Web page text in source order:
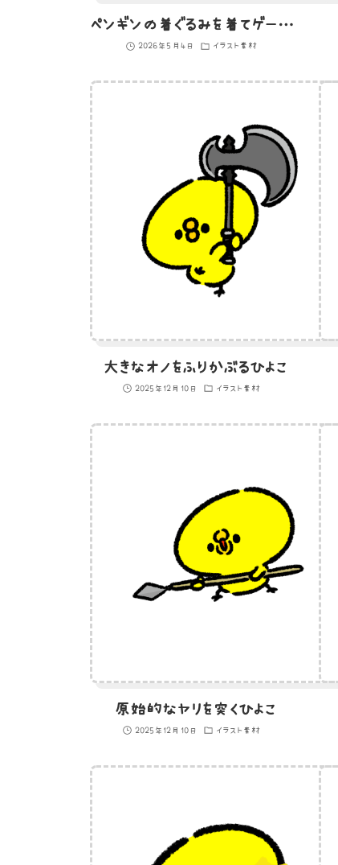
ペンギンの着ぐるみを着てゲームをするひよこ
2026年5月4日 イラスト素材
大きなオノをふりかぶるひよこ
2025年12月10日 イラスト素材
原始的なヤリを突くひよこ
2025年12月10日 イラスト素材